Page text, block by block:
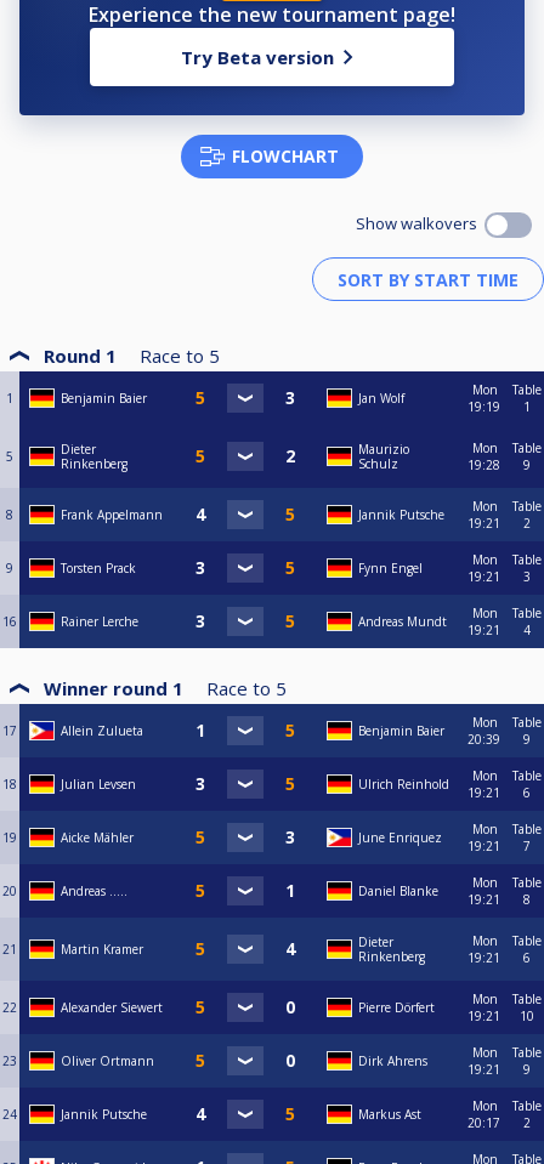
Experience the new tournament page!
Try Beta version
FLOWCHART
Show walkovers
Round 1 Race to 5
1 Benjamin Baier Jan Wolf
Mon
19:19
Table
1
5
Dieter
Rinkenberg
Maurizio
Schulz
Mon
19:28
Table
9
8 Frank Appelmann Jannik Putsche
Mon
19:21
Table
2
9 Torsten Prack Fynn Engel
Mon
19:21
Table
3
16 Rainer Lerche Andreas Mundt
Mon
19:21
Table
4
Winner round 1 Race to 5
17 Allein Zulueta Benjamin Baier
Mon
20:39
Table
9
18 Julian Levsen Ulrich Reinhold
Mon
19:21
Table
6
19 Aicke Mähler June Enriquez
Mon
19:21
Table
7
20 Andreas ….. Daniel Blanke
Mon
19:21
Table
8
21 Martin Kramer
Dieter
Rinkenberg
Mon
19:21
Table
6
22 Alexander Siewert Pierre Dörfert
Mon
19:21
Table
10
23 Oliver Ortmann Dirk Ahrens
Mon
19:21
Table
9
24 Jannik Putsche Markus Ast
Mon
20:17
Table
2
Mon Table